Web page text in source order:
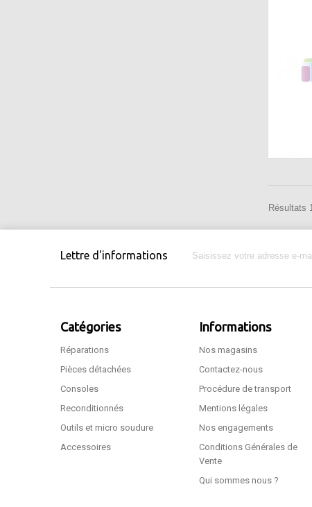
Résultats
Lettre d'informations
Catégories
Réparations
Pièces détachées
Consoles
Reconditionnés
Outils et micro soudure
Accessoires
Informations
Nos magasins
Contactez-nous
Procédure de transport
Mentions légales
Nos engagements
Conditions Générales de
Vente
Qui sommes nous ?